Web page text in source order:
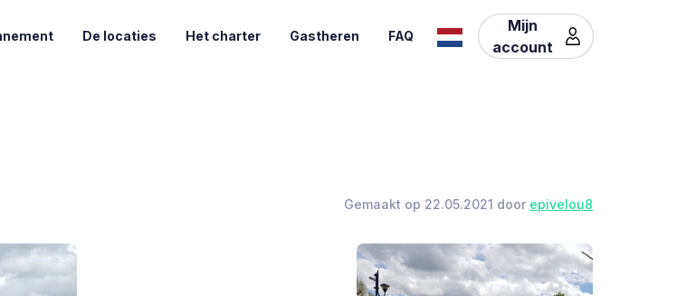
De locaties Het charter Gastheren FAQ
Mijn
account
Gemaakt op 22.05.2021 door epivelou8